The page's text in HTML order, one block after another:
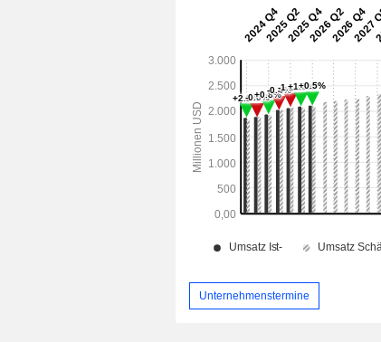
Unternehmenstermine